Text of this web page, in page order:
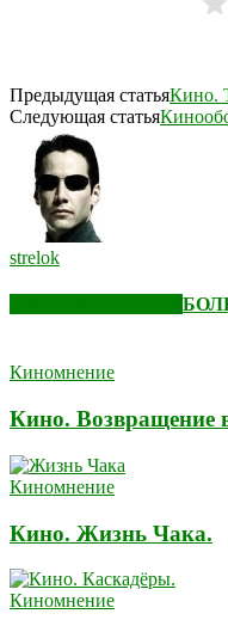
Предыдущая статьяКино.
Следующая статья
strelok
Киномнение
Кино. Возвращение
Киномнение
Кино. Жизнь Чака.
Киномнение